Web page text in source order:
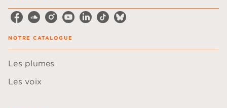
NOTRE CATALOGUE
Les plumes
Les voix